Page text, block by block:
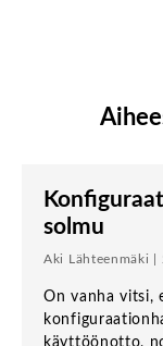
solmu
Aki Lähteenmäki |
On vanha vitsi,
käyttöönotto,